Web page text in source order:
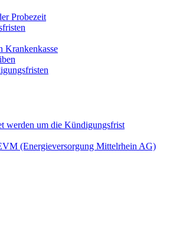
Probezeit
Krankenkasse
werden um die Kündigungsfrist
(Energieversorgung Mittelrhein AG)